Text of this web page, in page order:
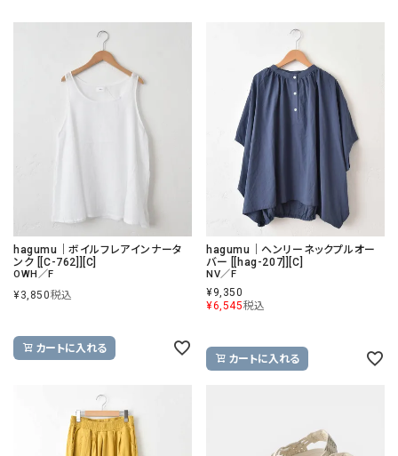
hagumu｜ボイルフレアインナータ
ンク [[C-762]][C]
OWH／F
¥3,850税込
カートに入れる
hagumu｜ヘンリーネックプルオー
バー [[hag-207]][C]
NV／F
¥9,350
¥6,545税込
カートに入れる